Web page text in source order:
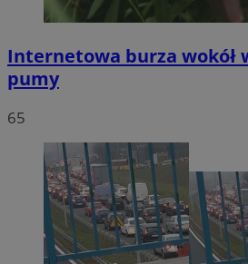
Internetowa burza wokół
pumy
65